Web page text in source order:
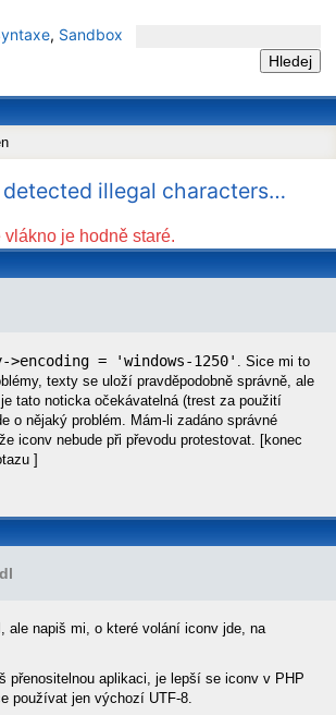
, Sandbox
illegal characters…
je hodně staré.
>encoding = 'windows-1250'
. Sice mi to
texty se uloží pravděpodobně správně, ale
tato noticka očekávatelná (trest za použití
o nějaký problém. Mám-li zadáno správné
iconv nebude při převodu protestovat. [konec
]
ale napiš mi, o které volání iconv jde, na
přenositelnou aplikaci, je lepší se iconv v PHP
používat jen výchozí UTF-8.